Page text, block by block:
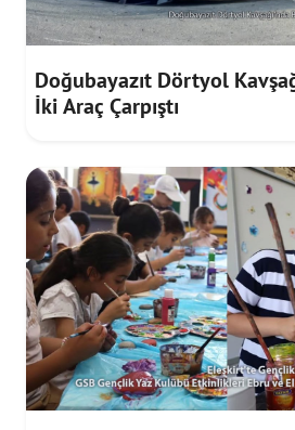
Doğubayazıt Dörtyol
İki Araç Çarpıştı